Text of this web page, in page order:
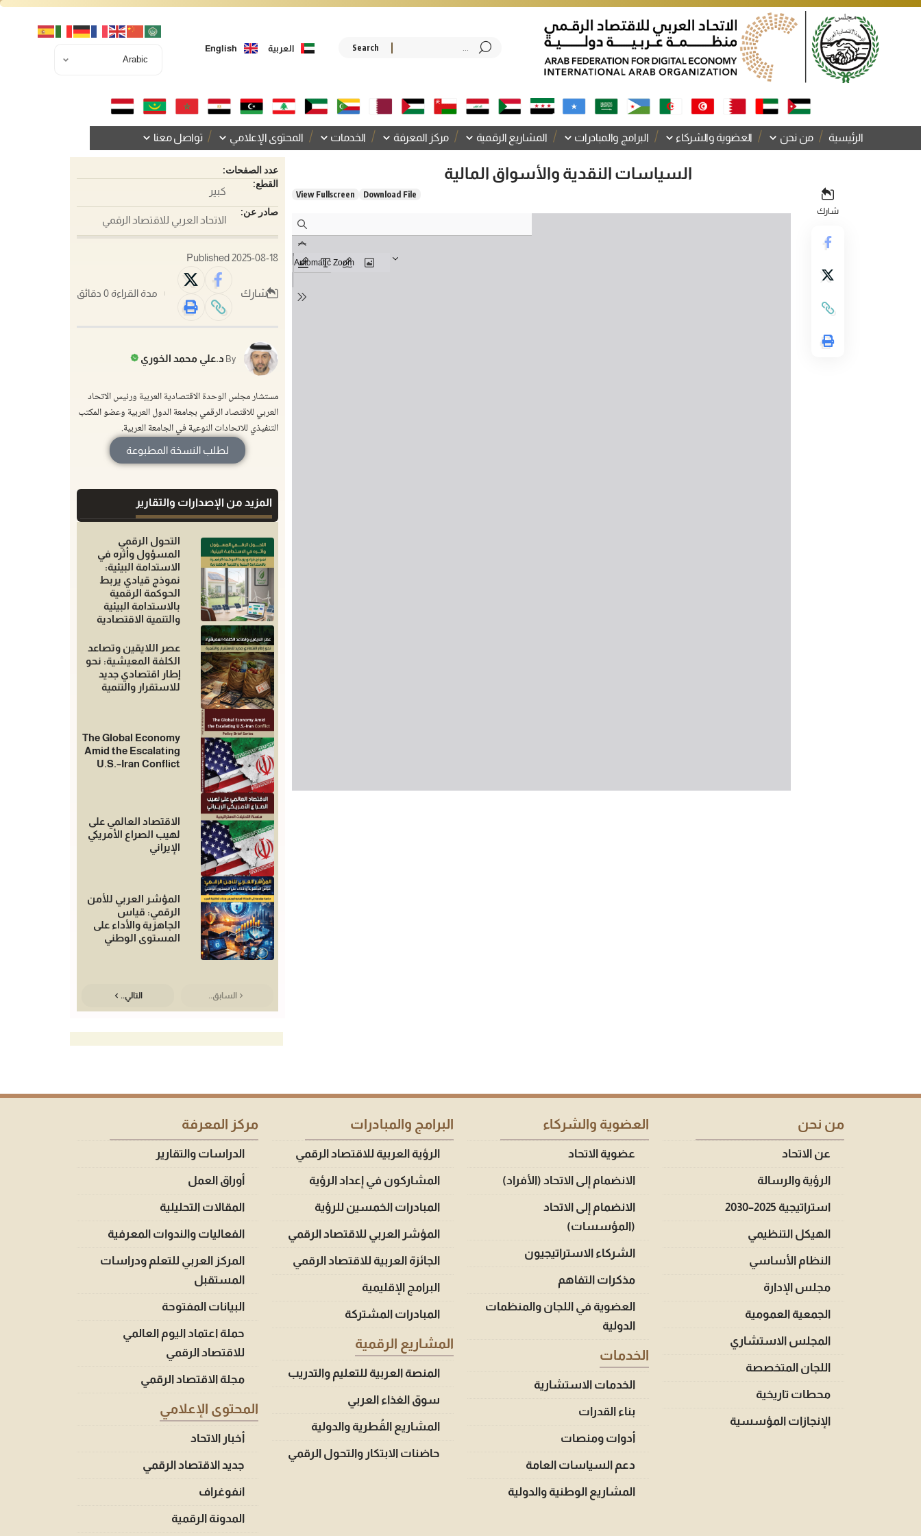
العربية English
الرئيسية من نحن العضوية والشركاء البرامج والمبادرات المشاريع الرقمية مركز المعرفة الخدمات المحتوى الإعلامي تواصل معنا
السياسات النقدية والأسواق المالية
شارك
Download File
View Fullscreen
عدد الصفحات:
القطع:
كبير
صادر عن:
الاتحاد العربي للاقتصاد الرقمي
Published 2025-08-18
شارك مدة القراءة 0 دقائق
By د.علي محمد الخوري
مستشار مجلس الوحدة الاقتصادية العربية ورئيس الاتحاد
العربي للاقتصاد الرقمي بجامعة الدول العربية وعضو المكتب
التنفيذي للاتحادات النوعية في الجامعة العربية.
لطلب النسخة المطبوعة
المزيد من الإصدارات والتقارير
التحول الرقمي
المسؤول وأثره في
الاستدامة البيئية:
نموذج قيادي يربط
الحوكمة الرقمية
بالاستدامة البيئية
والتنمية الاقتصادية
عصر اللايقين وتصاعد
الكلفة المعيشية: نحو
إطار اقتصادي جديد
للاستقرار والتنمية
The Global Economy
Amid the Escalating
U.S.–Iran Conflict
الاقتصاد العالمي على
لهيب الصراع الأمريكي
الإيراني
المؤشر العربي للأمن
الرقمي: قياس
الجاهزية والأداء على
المستوى الوطني
السابق.. التالي..
من نحن
عن الاتحاد
الرؤية والرسالة
استراتيجية 2025–2030
الهيكل التنظيمي
النظام الأساسي
مجلس الإدارة
الجمعية العمومية
المجلس الاستشاري
اللجان المتخصصة
محطات تاريخية
الإنجازات المؤسسية
العضوية والشركاء
عضوية الاتحاد
الانضمام إلى الاتحاد (الأفراد)
الانضمام إلى الاتحاد
(المؤسسات)
الشركاء الاستراتيجيون
مذكرات التفاهم
العضوية في اللجان والمنظمات
الدولية
الخدمات
الخدمات الاستشارية
بناء القدرات
أدوات ومنصات
دعم السياسات العامة
المشاريع الوطنية والدولية
البرامج والمبادرات
الرؤية العربية للاقتصاد الرقمي
المشاركون في إعداد الرؤية
المبادرات الخمسين للرؤية
المؤشر العربي للاقتصاد الرقمي
الجائزة العربية للاقتصاد الرقمي
البرامج الإقليمية
المبادرات المشتركة
المشاريع الرقمية
المنصة العربية للتعليم والتدريب
سوق الغذاء العربي
المشاريع القُطرية والدولية
حاضنات الابتكار والتحول الرقمي
مركز المعرفة
الدراسات والتقارير
أوراق العمل
المقالات التحليلية
الفعاليات والندوات المعرفية
المركز العربي للتعلم ودراسات
المستقبل
البيانات المفتوحة
حملة اعتماد اليوم العالمي
للاقتصاد الرقمي
مجلة الاقتصاد الرقمي
المحتوى الإعلامي
أخبار الاتحاد
جديد الاقتصاد الرقمي
انفوغراف
المدونة الرقمية